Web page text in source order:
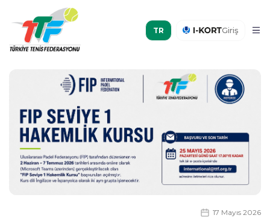
Giriş
17 Mayıs 2026